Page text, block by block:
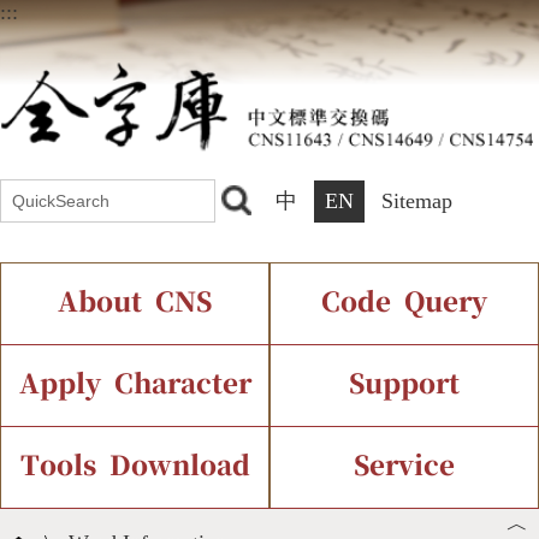
:::
中 EN Sitemap
About CNS
Introduction Current Status
Chinese Code Status
Code Query
IDS Query
Components Query
Apply Character
Application Process
Support
Font Instant Display
Tools Download Service
︿